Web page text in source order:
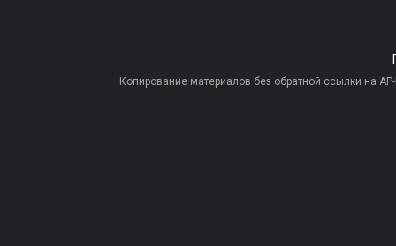
Копирование материалов без обратной ссылки на